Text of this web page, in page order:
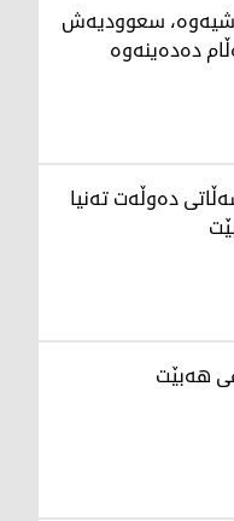
سعوودیەش
دەدەینەوە
دەوڵەت تەنیا
هەبێت